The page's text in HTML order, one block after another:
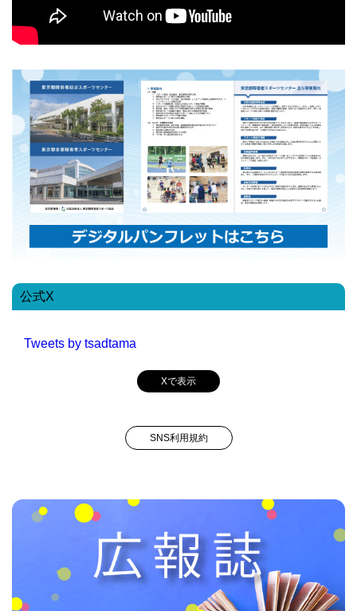
公式X
Tweets by tsadtama
Xで表示
SNS利用規約